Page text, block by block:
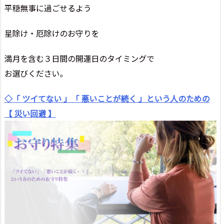
平穏無事に過ごせるよう
星除け・厄除けのお守りを
満月を含む３日間の開運日のタイミングで
お選びください。
◇「 ツイてない 」「 悪いことが続く 」という人のための
【 災い回避 】